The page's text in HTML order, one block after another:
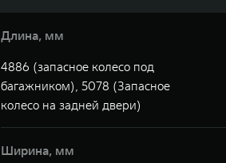
Длина, мм
4886 (запасное колесо под
багажником), 5078 (Запасное
колесо на задней двери)
Ширина, мм